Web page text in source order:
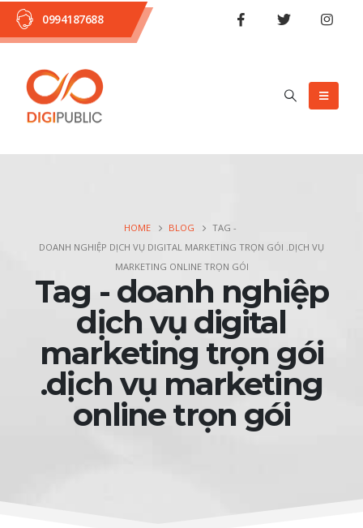
0994187688
HOME BLOG
TAG -
DOANH NGHIỆP DỊCH VỤ DIGITAL MARKETING TRỌN GÓI .DỊCH VỤ
MARKETING ONLINE TRỌN GÓI
Tag - doanh nghiệp
dịch vụ digital
marketing trọn gói
.dịch vụ marketing
online trọn gói